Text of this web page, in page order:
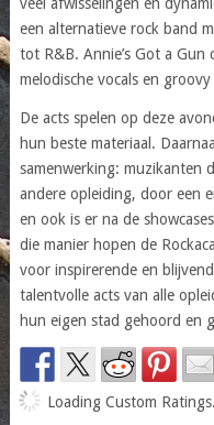
een alternatieve rock band
tot R&B. Annie’s Got a
melodische vocals en
De acts spelen op deze
hun beste materiaal.
samenwerking: muzikanten
andere opleiding, door een
en ook is er na de
die manier hopen de
voor inspirerende en
talentvolle acts van alle
hun eigen stad gehoord en
Loading Custom